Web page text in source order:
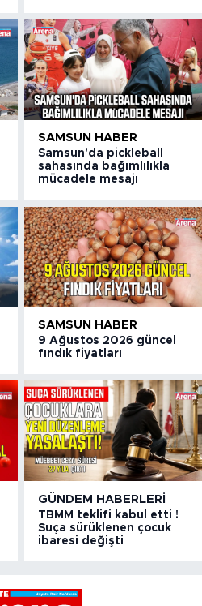
SAMSUN HABER
Samsun'da pickleball
sahasında bağımlılıkla
mücadele mesajı
SAMSUN HABER
9 Ağustos 2026 güncel
fındık fiyatları
GÜNDEM HABERLERI
TBMM teklifi kabul etti !
Suça sürüklenen çocuk
ibaresi değişti